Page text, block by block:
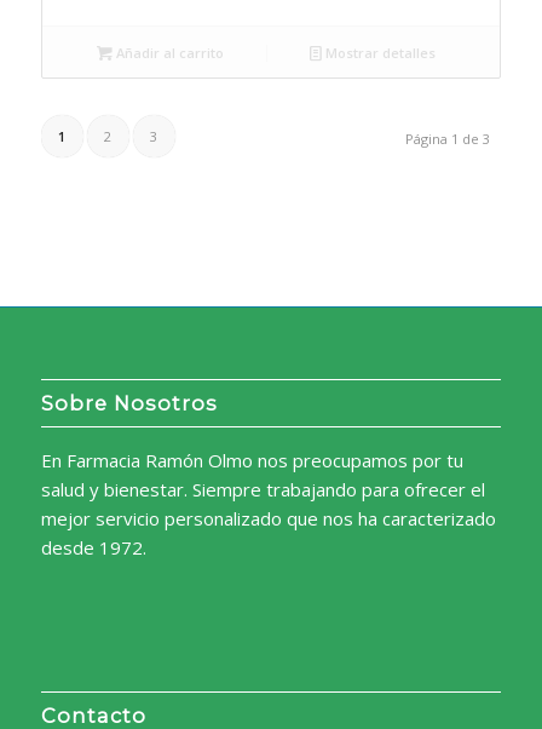
Añadir al carrito Mostrar detalles
Página 1 de 3
1 2 3
Sobre Nosotros
En Farmacia Ramón Olmo nos preocupamos por tu
salud y bienestar. Siempre trabajando para ofrecer el
mejor servicio personalizado que nos ha caracterizado
desde 1972.
Contacto